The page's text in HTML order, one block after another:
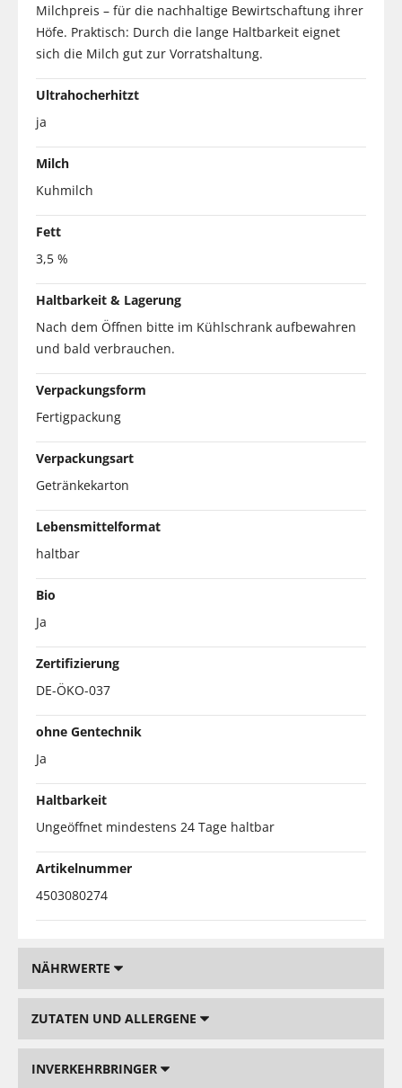
Milchpreis – für die nachhaltige Bewirtschaftung ihrer
Höfe. Praktisch: Durch die lange Haltbarkeit eignet
sich die Milch gut zur Vorratshaltung.
Ultrahocherhitzt
ja
Milch
Kuhmilch
Fett
3,5 %
Haltbarkeit & Lagerung
Nach dem Öffnen bitte im Kühlschrank aufbewahren
und bald verbrauchen.
Verpackungsform
Fertigpackung
Verpackungsart
Getränkekarton
Lebensmittelformat
haltbar
Bio
Ja
Zertifizierung
DE-ÖKO-037
ohne Gentechnik
Ja
Haltbarkeit
Ungeöffnet mindestens 24 Tage haltbar
Artikelnummer
4503080274
NÄHRWERTE
ZUTATEN UND ALLERGENE
INVERKEHRBRINGER